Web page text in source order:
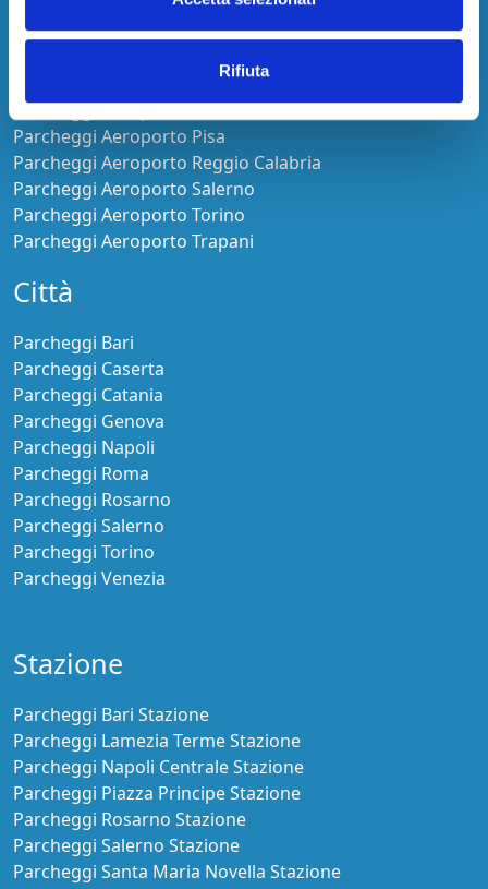
Rifiuta
Parcheggi Aeroporto Malpensa
Parcheggi Aeroporto Olbia-Costa Smeralda
Parcheggi Aeroporto Orio al Serio
Parcheggi Aeroporto Palermo
Parcheggi Aeroporto Pescara
Parcheggi Aeroporto Pisa
Parcheggi Aeroporto Reggio Calabria
Parcheggi Aeroporto Salerno
Parcheggi Aeroporto Torino
Parcheggi Aeroporto Trapani
Città
Parcheggi Bari
Parcheggi Caserta
Parcheggi Catania
Parcheggi Genova
Parcheggi Napoli
Parcheggi Roma
Parcheggi Rosarno
Parcheggi Salerno
Parcheggi Torino
Parcheggi Venezia
Stazione
Parcheggi Bari Stazione
Parcheggi Lamezia Terme Stazione
Parcheggi Napoli Centrale Stazione
Parcheggi Piazza Principe Stazione
Parcheggi Rosarno Stazione
Parcheggi Salerno Stazione
Parcheggi Santa Maria Novella Stazione